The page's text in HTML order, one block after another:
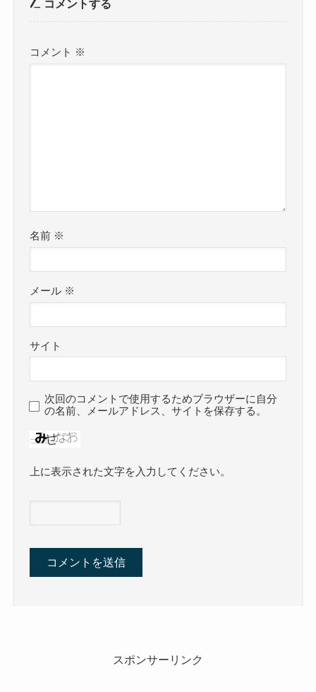
コメントする
コメント ※
名前 ※
メール ※
サイト
次回のコメントで使用するためブラウザーに自分
の名前、メールアドレス、サイトを保存する。
上に表示された文字を入力してください。
スポンサーリンク